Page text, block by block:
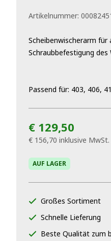
Artikelnummer:
Scheibenwischerarm
Schraubbefestigung des
Passend für: 403, 406,
€ 129,50
€ 156,70 inklusive MwSt.
AUF LAGER
Großes Sortiment
Schnelle Lieferung
Beste Qualität zum